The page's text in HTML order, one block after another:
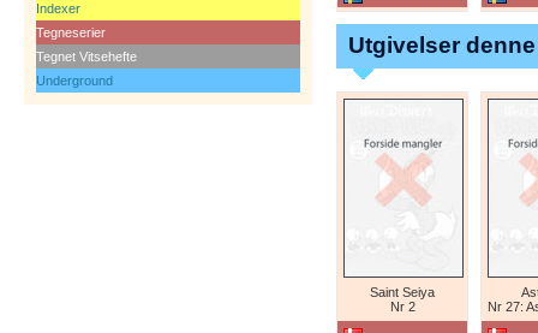
Indexer
Tegneserier
Tegnet Vitsehefte
Underground
Utgivelser
Saint Seiya
Nr 2
Nr 27: